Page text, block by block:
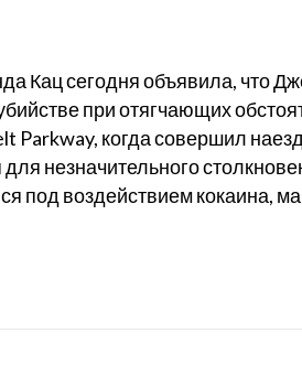
Кац сегодня объявила, что
при отягчающих
Parkway, когда совершил
незначительного
под воздействием кокаина,